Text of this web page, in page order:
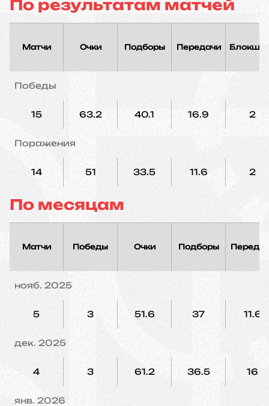
По результатам матчей
Матчи Очки Подборы Передачи
Победы
15 63.2 40.1 16.9 2
Поражения
14 51 33.5 11.6 2
По месяцам
Матчи Победы Очки Подборы
нояб. 2025
5 3 51.6 37 11.6
дек. 2025
4 3 61.2 36.5 16
янв. 2026